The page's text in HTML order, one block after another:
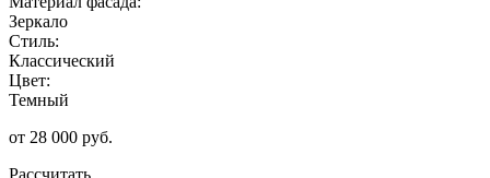
Зеркало
Стиль:
Классический
Цвет:
Темный
от 28 000 руб.
Рассчитать